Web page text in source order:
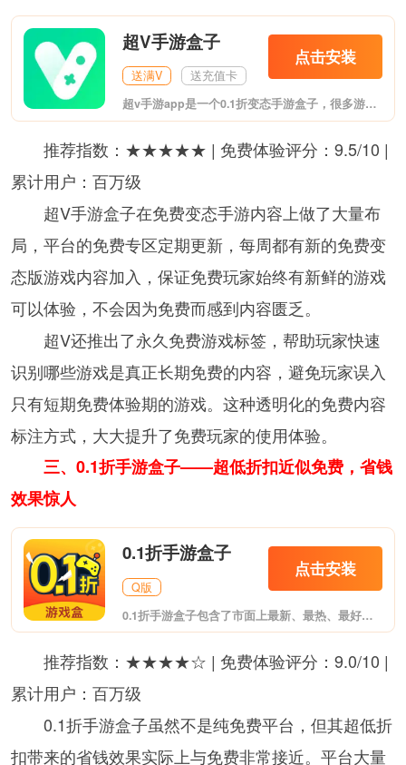
超V手游盒子
送满V 送充值卡
点击安装
超v手游app是一个0.1折变态手游盒子，很多游戏都可以在其中找到BT版本，充值10000元仅需1元，众多开服福利，进入游戏就可以获得大量奖励，有兴趣的玩家欢迎体验。
推荐指数：★★★★★ | 免费体验评分：9.5/10 |
累计用户：百万级
超V手游盒子在免费变态手游内容上做了大量布
局，平台的免费专区定期更新，每周都有新的免费变
态版游戏内容加入，保证免费玩家始终有新鲜的游戏
可以体验，不会因为免费而感到内容匮乏。
超V还推出了永久免费游戏标签，帮助玩家快速
识别哪些游戏是真正长期免费的内容，避免玩家误入
只有短期免费体验期的游戏。这种透明化的免费内容
标注方式，大大提升了免费玩家的使用体验。
三、0.1折手游盒子——超低折扣近似免费，省钱
效果惊人
0.1折手游盒子
Q版
点击安装
0.1折手游盒子包含了市面上最新、最热、最好玩的手机游戏、BT版手游、破解版手机游戏等下载，在这里一定会让你找到一款喜爱的手机游戏。
推荐指数：★★★★☆ | 免费体验评分：9.0/10 |
累计用户：百万级
0.1折手游盒子虽然不是纯免费平台，但其超低折
扣带来的省钱效果实际上与免费非常接近。平台大量